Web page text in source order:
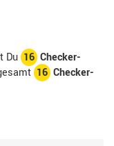
Du 16 Checker-
16 Checker-